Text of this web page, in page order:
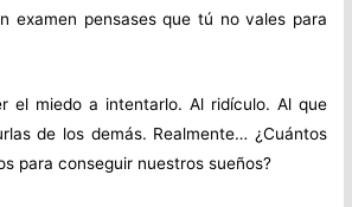
examen pensases que tú no vales para
el miedo a intentarlo. Al ridículo. Al que
de los demás. Realmente… ¿Cuántos
para conseguir nuestros sueños?